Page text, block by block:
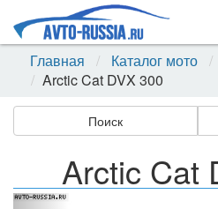
Главная
Каталог мото
Arctic Cat DVX 300
Поиск
Arctic Cat